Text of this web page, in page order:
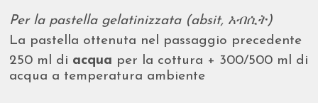
Per la pastella gelatinizzata (absit, አብሲት)
La pastella ottenuta nel passaggio precedente
250 ml di acqua per la cottura + 300/500 ml di
acqua a temperatura ambiente